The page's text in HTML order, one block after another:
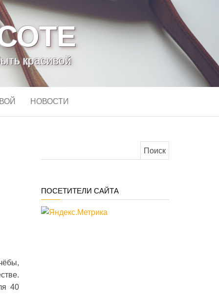
красивой
НОВОСТИ
40
ПОСЕТИТЕЛИ САЙТА